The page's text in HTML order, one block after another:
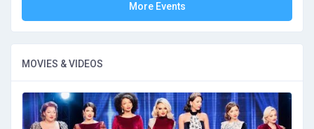
More Events
MOVIES & VIDEOS